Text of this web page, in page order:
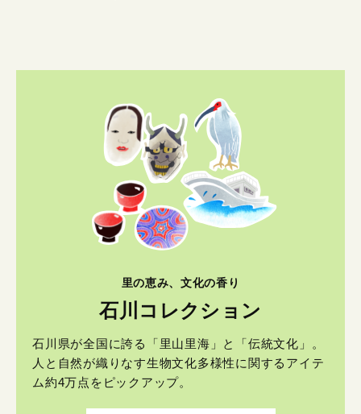
里の恵み、文化の香り
石川コレクション
石川県が全国に誇る「里山里海」と「伝統文化」。
人と自然が織りなす生物文化多様性に関するアイテ
ム約4万点をピックアップ。